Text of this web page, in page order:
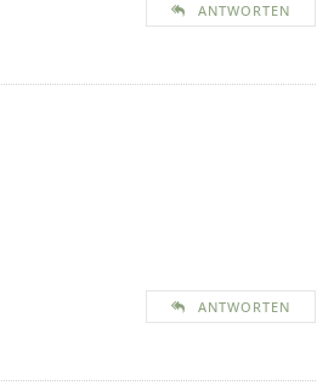
ANTWORTEN
ANTWORTEN